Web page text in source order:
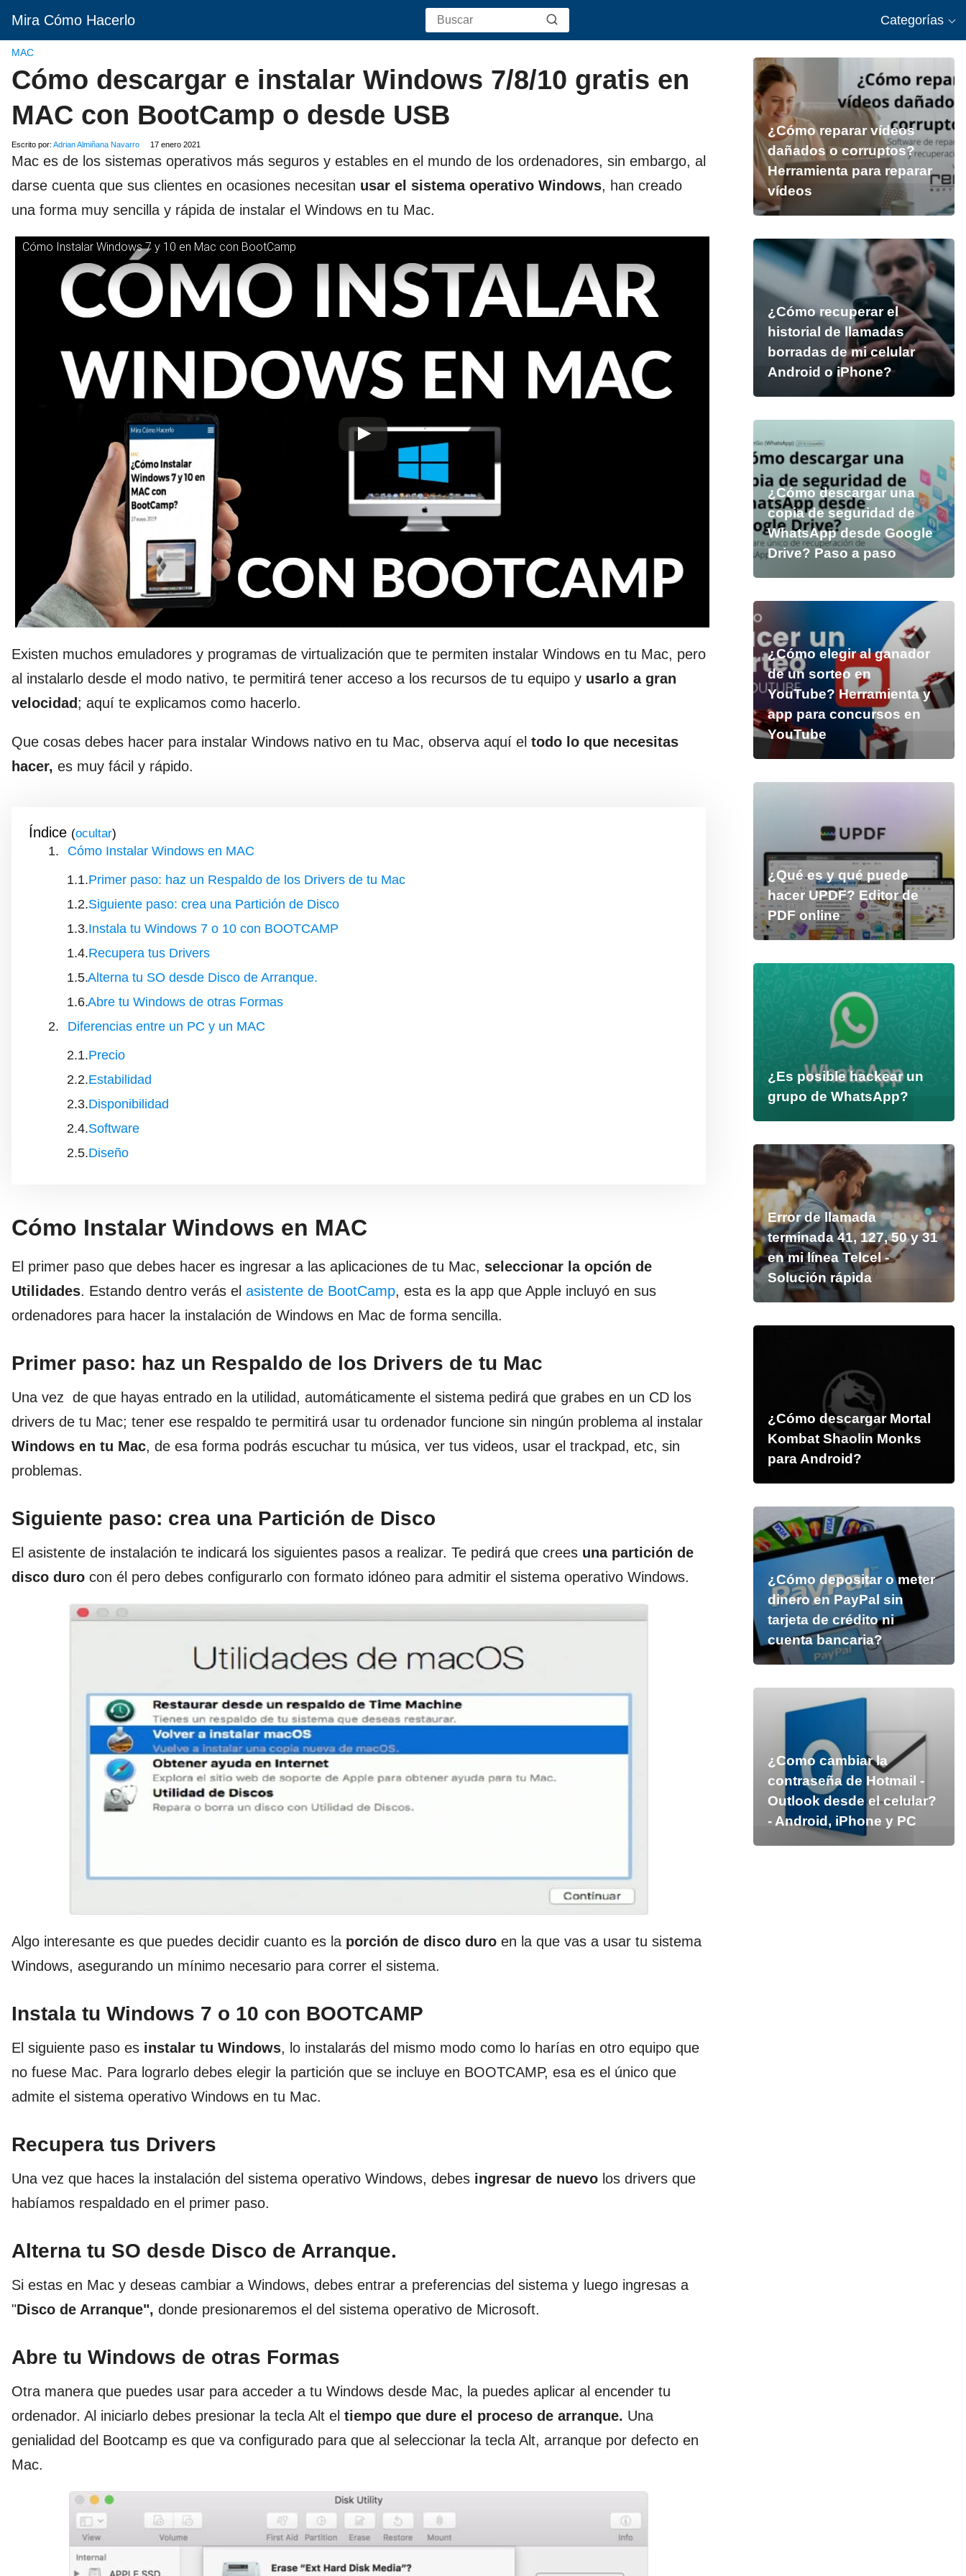
Mira Cómo Hacerlo Categorías
MAC
Cómo descargar e instalar Windows 7/8/10 gratis en
MAC con BootCamp o desde USB
Escrito por: Adrian Almiñana Navarro 17 enero 2021
Mac es de los sistemas operativos más seguros y estables en el mundo de los ordenadores, sin embargo, al
darse cuenta que sus clientes en ocasiones necesitan usar el sistema operativo Windows, han creado
una forma muy sencilla y rápida de instalar el Windows en tu Mac.
Cómo Instalar Windows 7 y 10 en Mac con BootCamp
Existen muchos emuladores y programas de virtualización que te permiten instalar Windows en tu Mac, pero
al instalarlo desde el modo nativo, te permitirá tener acceso a los recursos de tu equipo y usarlo a gran
velocidad; aquí te explicamos como hacerlo.
Que cosas debes hacer para instalar Windows nativo en tu Mac, observa aquí el todo lo que necesitas
hacer, es muy fácil y rápido.
Índice ( )
Cómo Instalar Windows en MAC
Primer paso: haz un Respaldo de los Drivers de tu Mac
Siguiente paso: crea una Partición de Disco
Instala tu Windows 7 o 10 con BOOTCAMP
Recupera tus Drivers
Alterna tu SO desde Disco de Arranque.
Abre tu Windows de otras Formas
Diferencias entre un PC y un MAC
Precio
Estabilidad
Disponibilidad
Software
Diseño
Cómo Instalar Windows en MAC
El primer paso que debes hacer es ingresar a las aplicaciones de tu Mac, seleccionar la opción de
Utilidades. Estando dentro verás el asistente de BootCamp, esta es la app que Apple incluyó en sus
ordenadores para hacer la instalación de Windows en Mac de forma sencilla.
Primer paso: haz un Respaldo de los Drivers de tu Mac
Una vez de que hayas entrado en la utilidad, automáticamente el sistema pedirá que grabes en un CD los
drivers de tu Mac; tener ese respaldo te permitirá usar tu ordenador funcione sin ningún problema al instalar
Windows en tu Mac, de esa forma podrás escuchar tu música, ver tus videos, usar el trackpad, etc, sin
problemas.
Siguiente paso: crea una Partición de Disco
El asistente de instalación te indicará los siguientes pasos a realizar. Te pedirá que crees una partición de
disco duro con él pero debes configurarlo con formato idóneo para admitir el sistema operativo Windows.
Algo interesante es que puedes decidir cuanto es la porción de disco duro en la que vas a usar tu sistema
Windows, asegurando un mínimo necesario para correr el sistema.
Instala tu Windows 7 o 10 con BOOTCAMP
El siguiente paso es instalar tu Windows, lo instalarás del mismo modo como lo harías en otro equipo que
no fuese Mac. Para lograrlo debes elegir la partición que se incluye en BOOTCAMP, esa es el único que
admite el sistema operativo Windows en tu Mac.
Recupera tus Drivers
Una vez que haces la instalación del sistema operativo Windows, debes ingresar de nuevo los drivers que
habíamos respaldado en el primer paso.
Alterna tu SO desde Disco de Arranque.
Si estas en Mac y deseas cambiar a Windows, debes entrar a preferencias del sistema y luego ingresas a
"Disco de Arranque", donde presionaremos el del sistema operativo de Microsoft.
Abre tu Windows de otras Formas
Otra manera que puedes usar para acceder a tu Windows desde Mac, la puedes aplicar al encender tu
ordenador. Al iniciarlo debes presionar la tecla Alt el tiempo que dure el proceso de arranque. Una
genialidad del Bootcamp es que va configurado para que al seleccionar la tecla Alt, arranque por defecto en
Mac.
¿Cómo reparar vídeos
dañados o corruptos?
Herramienta para reparar
vídeos
¿Cómo recuperar el
historial de llamadas
borradas de mi celular
Android o iPhone?
¿Cómo descargar una
copia de seguridad de
WhatsApp desde Google
Drive? Paso a paso
¿Cómo elegir al ganador
de un sorteo en
YouTube? Herramienta y
app para concursos en
YouTube
¿Qué es y qué puede
hacer UPDF? Editor de
PDF online
¿Es posible hackear un
grupo de WhatsApp?
Error de llamada
terminada 41, 127, 50 y 31
en mi línea Telcel -
Solución rápida
¿Cómo descargar Mortal
Kombat Shaolin Monks
para Android?
¿Cómo depositar o meter
dinero en PayPal sin
tarjeta de crédito ni
cuenta bancaria?
¿Como cambiar la
contraseña de Hotmail -
Outlook desde el celular?
- Android, iPhone y PC